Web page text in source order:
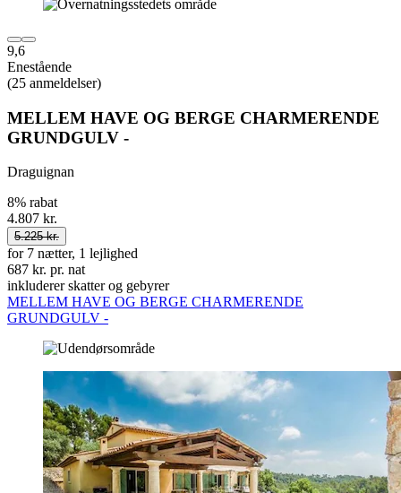
9,6
Enestående
(25 anmeldelser)
MELLEM HAVE OG BERGE CHARMERENDE
GRUNDGULV -
Draguignan
8% rabat
4.807 kr.
5.225 kr.
for 7 nætter, 1 lejlighed
687 kr. pr. nat
inkluderer skatter og gebyrer
MELLEM HAVE OG BERGE CHARMERENDE
GRUNDGULV -